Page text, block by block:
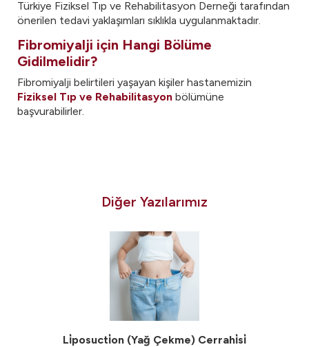
Türkiye Fiziksel Tıp ve Rehabilitasyon Derneği tarafından
önerilen tedavi yaklaşımları sıklıkla uygulanmaktadır.
Fibromiyalji için Hangi Bölüme
Gidilmelidir?
Fibromiyalji belirtileri yaşayan kişiler hastanemizin
Fiziksel Tıp ve Rehabilitasyon bölümüne
başvurabilirler.
Diğer Yazılarımız
Li̇posucti̇on (Yağ Çekme) Cerrahi̇si̇